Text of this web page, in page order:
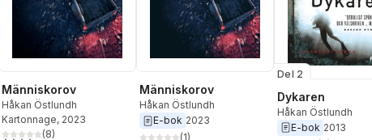
Människorov
Håkan Östlundh
Kartonnage, 2023
(8)
Människorov
Håkan Östlundh
E-bok 2023
(1)
Del 2
Dykaren
Håkan Östlundh
E-bok 2013